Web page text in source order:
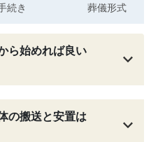
続き 葬儀形式
ら始めれば良い
の搬送と安置は